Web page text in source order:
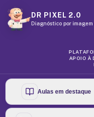
DR PIXEL 2.0
Diagnóstico por
APOIO À
Aulas em destaque